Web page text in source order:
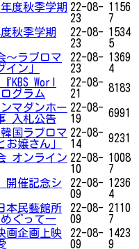
度秋季学期 22-08-
23
1156
7
秋季学期
22-08-
23
1534
5
～ラブロマ
イン」
22-08-
23
1369
4
KBS Worl
グラム
22-08-
21
8183
マダンホー
入札公告
22-08-
19
6991
国ラブロマ
お嬢さん」
22-08-
14
9231
オンライン 22-08-
10
1008
7
開催記念シ
22-08-
09
1236
4
本民藝館所
めぐって―
22-08-
09
2110
7
画企画上映
22-08-
09
1423
9